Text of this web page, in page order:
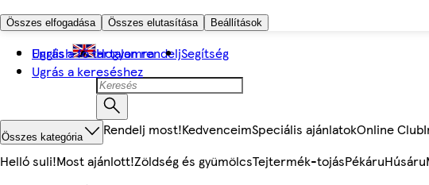
Összes elfogadása Összes elutasítása Beállítások
Ugrás a fő tartalomra
Ugrás a kereséshez
English Hogyan rendeljSegítség
Összes kategória Rendelj most!KedvenceimSpeciális ajánlatokOnline Club
Helló suli!Most ajánlott!Zöldség és gyümölcsTejtermék-tojásPékáruHúsáru